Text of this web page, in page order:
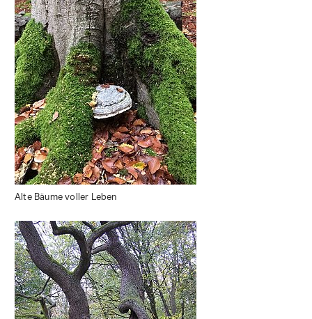
Alte Bäume voller Leben